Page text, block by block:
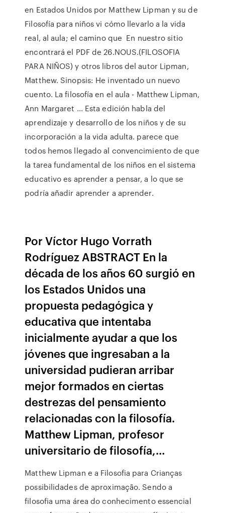
en Estados Unidos por Matthew Lipman y su de
Filosofía para niños vi cómo llevarlo a la vida
real, al aula; el camino que En nuestro sitio
encontrará el PDF de 26.NOUS.(FILOSOFIA
PARA NIÑOS) y otros libros del autor Lipman,
Matthew. Sinopsis: He inventado un nuevo
cuento. La filosofía en el aula - Matthew Lipman,
Ann Margaret ... Esta edición habla del
aprendizaje y desarrollo de los niños y de su
incorporación a la vida adulta. parece que
todos hemos llegado al convencimiento de que
la tarea fundamental de los niños en el sistema
educativo es aprender a pensar, a lo que se
podría añadir aprender a aprender.
Por Víctor Hugo Vorrath
Rodríguez ABSTRACT En la
década de los años 60 surgió en
los Estados Unidos una
propuesta pedagógica y
educativa que intentaba
inicialmente ayudar a que los
jóvenes que ingresaban a la
universidad pudieran arribar
mejor formados en ciertas
destrezas del pensamiento
relacionadas con la filosofía.
Matthew Lipman, profesor
universitario de filosofía,…
Matthew Lipman e a Filosofia para Crianças
possibilidades de aproximação. Sendo a
filosofia uma área do conhecimento essencial